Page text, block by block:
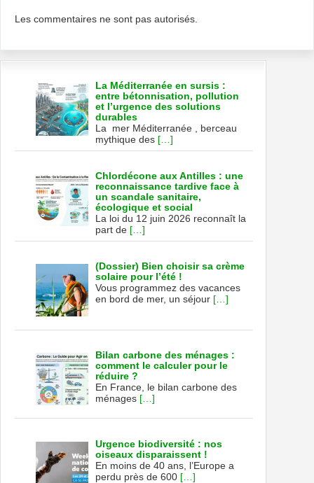
Les commentaires ne sont pas autorisés.
La Méditerranée en sursis :
entre bétonnisation, pollution
et l’urgence des solutions
durables
La mer Méditerranée , berceau
mythique des […]
Chlordécone aux Antilles : une
reconnaissance tardive face à
un scandale sanitaire,
écologique et social
La loi du 12 juin 2026 reconnaît la
part de […]
(Dossier) Bien choisir sa crème
solaire pour l’été !
Vous programmez des vacances
en bord de mer, un séjour […]
Bilan carbone des ménages :
comment le calculer pour le
réduire ?
En France, le bilan carbone des
ménages […]
Urgence biodiversité : nos
oiseaux disparaissent !
En moins de 40 ans, l’Europe a
perdu près de 600 […]